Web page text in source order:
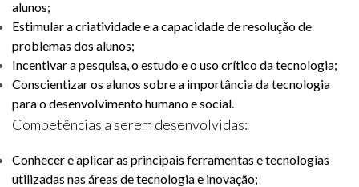
alunos;
Estimular a criatividade e a capacidade de resolução de
problemas dos alunos;
Incentivar a pesquisa, o estudo e o uso crítico da tecnologia;
Conscientizar os alunos sobre a importância da tecnologia
para o desenvolvimento humano e social.
Competências a serem desenvolvidas:
Conhecer e aplicar as principais ferramentas e tecnologias
utilizadas nas áreas de tecnologia e inovação;